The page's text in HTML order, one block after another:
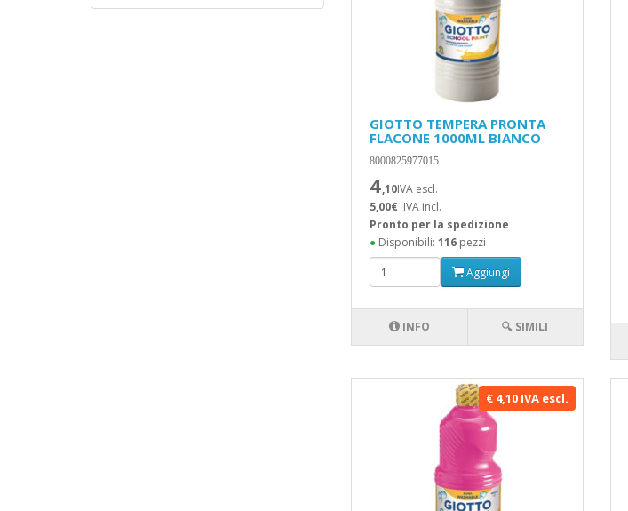
GIOTTO TEMPERA PRONTA
FLACONE 1000ML BIANCO
8000825977015
4,10IVA escl.
5,00€ IVA incl.
Pronto per la spedizione
●Disponibili: 116pezzi
Aggiungi
INFO 🔍 SIMILI
€ 4,10 IVA escl.